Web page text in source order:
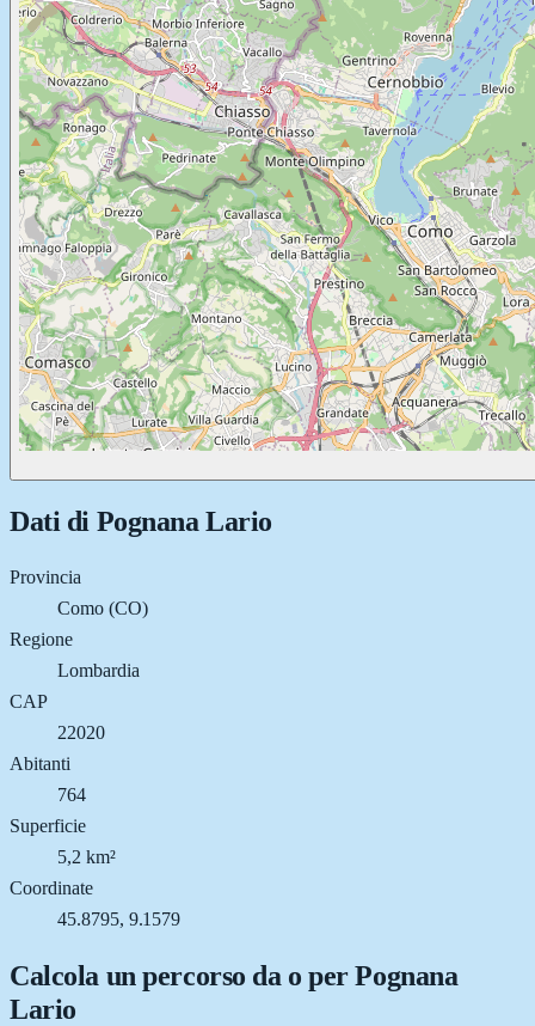
Dati di Pognana Lario
Provincia
Como (CO)
Regione
Lombardia
CAP
22020
Abitanti
764
Superficie
5,2 km²
Coordinate
45.8795, 9.1579
Calcola un percorso da o perPognana
Lario